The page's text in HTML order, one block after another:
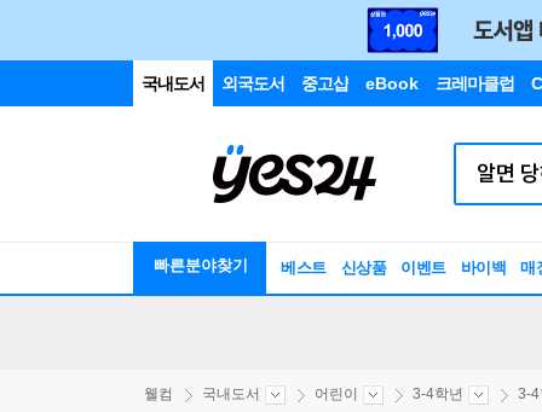
국내도서 외국도서 중고샵 eBook 크레마클럽
빠른분야찾기 베스트 신상품 이벤트 바이백 매
웰컴 국내도서 어린이 3-4학년 3-4